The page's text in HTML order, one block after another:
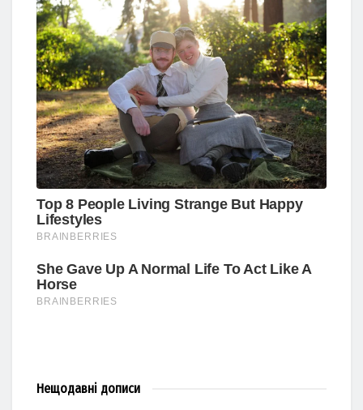
Нещодавні дописи